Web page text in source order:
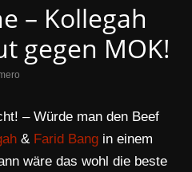
– Kollegah
gegen MOK!
– Würde man den Beef
& Farid Bang in einem
wäre das wohl die beste